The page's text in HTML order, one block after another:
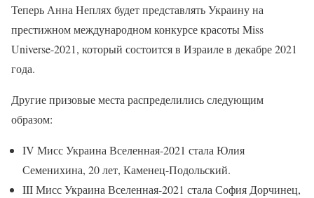
Теперь Анна Неплях будет представлять Украину на
престижном международном конкурсе красоты Miss
Universe-2021, который состоится в Израиле в декабре 2021
года.
Другие призовые места распределились следующим
образом:
IV Мисс Украина Вселенная-2021 стала Юлия
Семенихина, 20 лет, Каменец-Подольский.
III Мисс Украина Вселенная-2021 стала София Дорчинец,